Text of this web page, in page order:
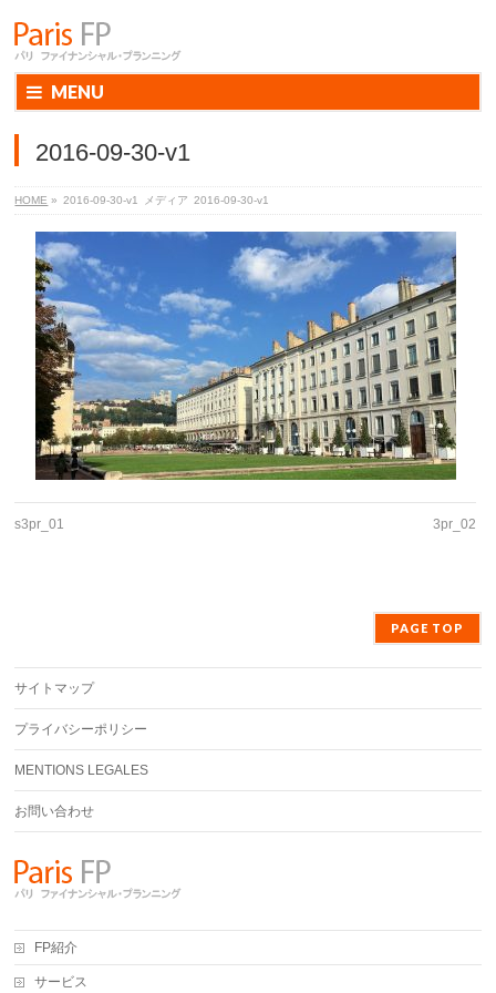
MENU
2016-09-30-v1
HOME » 2016-09-30-v1 メディア 2016-09-30-v1
s3pr_01 3pr_02
PAGE TOP
サイトマップ
プライバシーポリシー
MENTIONS LEGALES
お問い合わせ
FP紹介
サービス